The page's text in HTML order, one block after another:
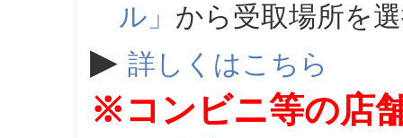
ル」 から受取場所を
▶ 詳しくはこちら
※コンビニ等の店